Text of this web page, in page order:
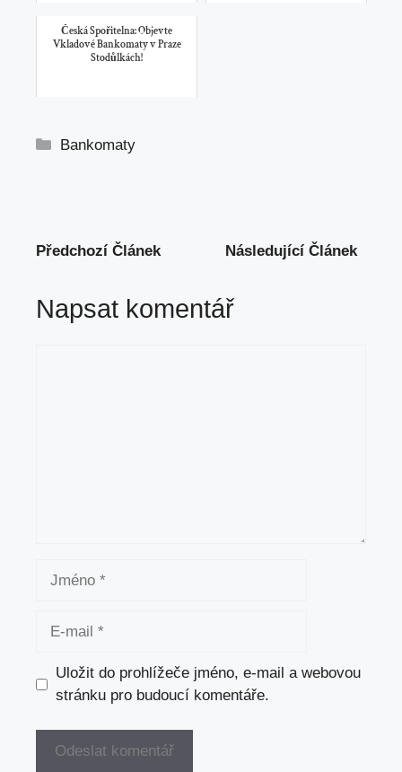
Česká Spořitelna: Objevte
Vkladové Bankomaty v Praze
Stodůlkách!
Rubriky
Bankomaty
Předchozí Článek Následující Článek
Napsat komentář
Jméno
Uložit do prohlížeče jméno, e-mail a webovou
stránku pro budoucí komentáře.